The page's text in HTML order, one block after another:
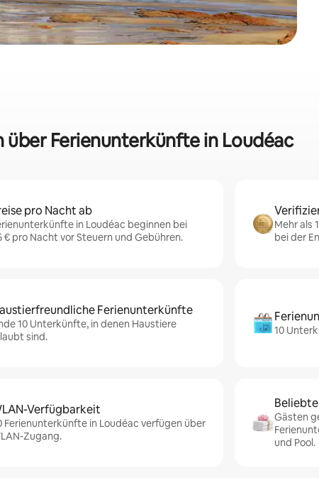
über Ferienunterkünfte in Loudéac
pro Nacht ab
in Loudéac beginnen bei
€ pro Nacht vor Steuern und Gebühren.
Mehr als
bei der
Ferienunterkünfte
10 Unterkünfte, in denen Haustiere
sind.
10
Verfügbarkeit
Ferienunterkünfte in Loudéac verfügen über
Zugang.
Gästen
und Pool.